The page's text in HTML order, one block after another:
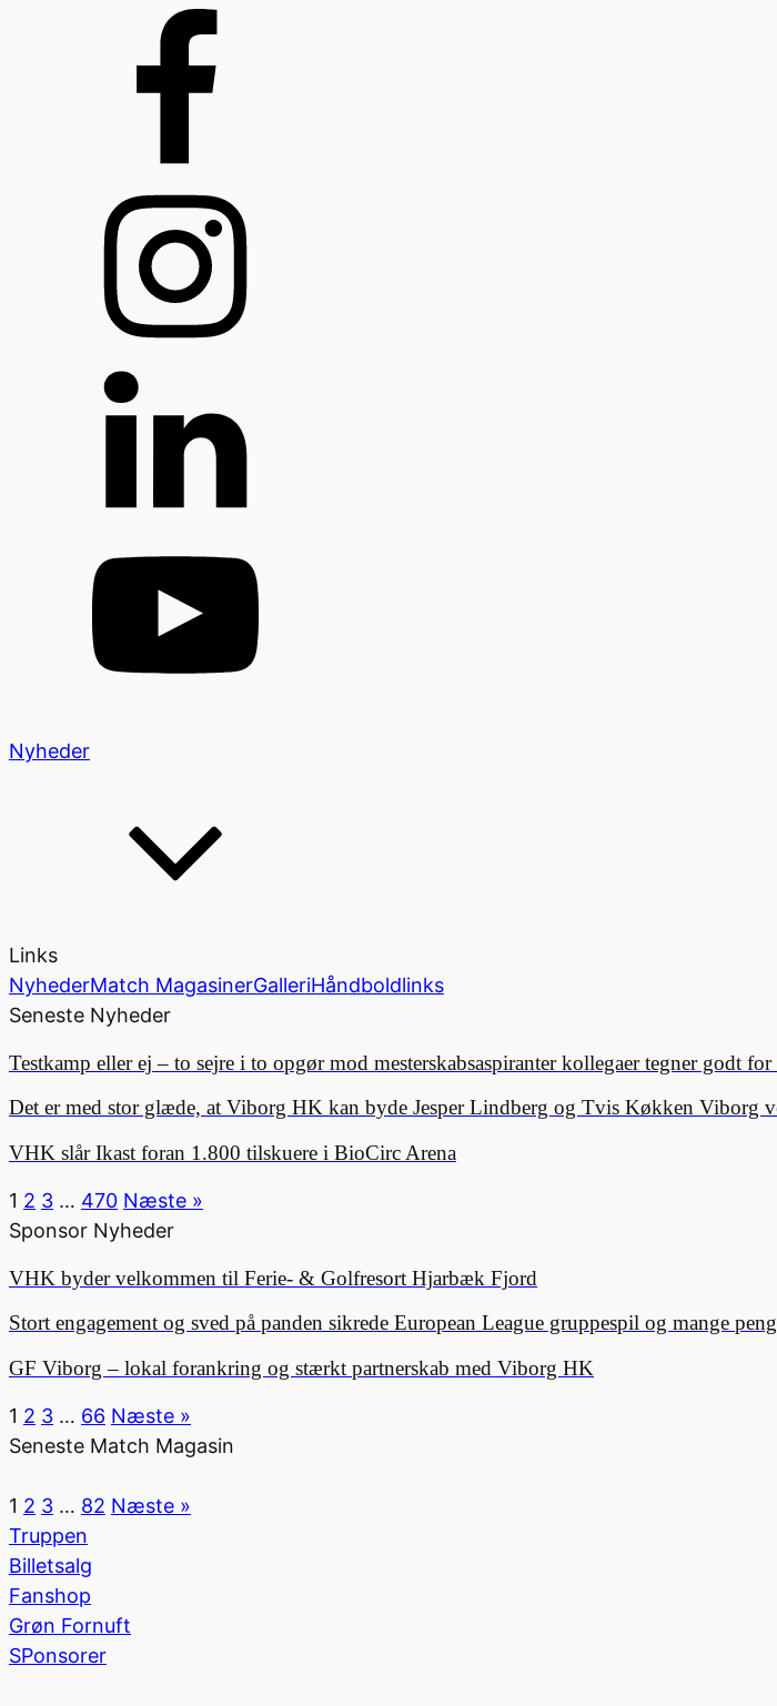
Nyheder
Links
NyhederMatch MagasinerGalleriHåndboldlinks
Seneste Nyheder
Testkamp eller ej – to sejre i to opgør mod mesterskabsaspiranter kollegaer tegner godt
Det er med stor glæde, at Viborg HK kan byde Jesper Lindberg og Tvis Køkken Viborg
VHK slår Ikast foran 1.800 tilskuere i BioCirc Arena
1 2 3 … 470 Næste »
Sponsor Nyheder
VHK byder velkommen til Ferie- & Golfresort Hjarbæk Fjord
Stort engagement og sved på panden sikrede European League gruppespil og mange
GF Viborg – lokal forankring og stærkt partnerskab med Viborg HK
1 2 3 … 66 Næste »
Seneste Match Magasin
1 2 3 … 82 Næste »
Truppen
Billetsalg
Fanshop
Grøn Fornuft
SPonsorer